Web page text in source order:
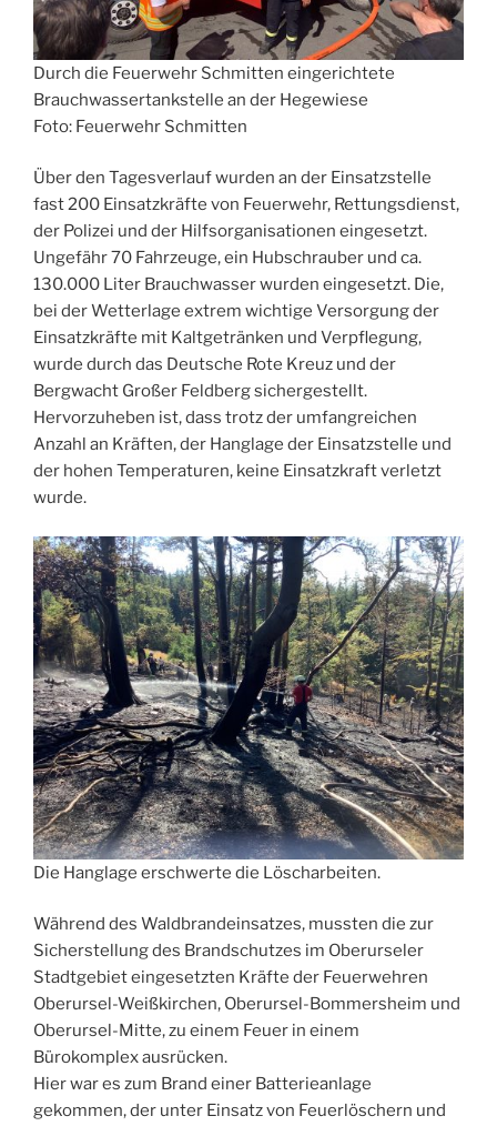
Durch die Feuerwehr Schmitten eingerichtete
Brauchwassertankstelle an der Hegewiese
Foto: Feuerwehr Schmitten
Über den Tagesverlauf wurden an der Einsatzstelle
fast 200 Einsatzkräfte von Feuerwehr, Rettungsdienst,
der Polizei und der Hilfsorganisationen eingesetzt.
Ungefähr 70 Fahrzeuge, ein Hubschrauber und ca.
130.000 Liter Brauchwasser wurden eingesetzt. Die,
bei der Wetterlage extrem wichtige Versorgung der
Einsatzkräfte mit Kaltgetränken und Verpflegung,
wurde durch das Deutsche Rote Kreuz und der
Bergwacht Großer Feldberg sichergestellt.
Hervorzuheben ist, dass trotz der umfangreichen
Anzahl an Kräften, der Hanglage der Einsatzstelle und
der hohen Temperaturen, keine Einsatzkraft verletzt
wurde.
Die Hanglage erschwerte die Löscharbeiten.
Während des Waldbrandeinsatzes, mussten die zur
Sicherstellung des Brandschutzes im Oberurseler
Stadtgebiet eingesetzten Kräfte der Feuerwehren
Oberursel-Weißkirchen, Oberursel-Bommersheim und
Oberursel-Mitte, zu einem Feuer in einem
Bürokomplex ausrücken.
Hier war es zum Brand einer Batterieanlage
gekommen, der unter Einsatz von Feuerlöschern und